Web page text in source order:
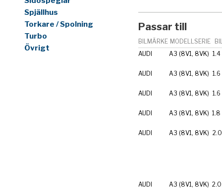
Spjällhus
Torkare / Spolning
Turbo
Övrigt
Passar till
BILMÄRKE MODELLSERIE
AUDI
A3 (8V1, 8VK) 1.4
AUDI A3 (8V1, 8VK) 1.6
AUDI A3 (8V1, 8VK) 1.6
AUDI A3 (8V1, 8VK) 1.8
AUDI A3 (8V1, 8VK)
AUDI A3 (8V1, 8VK)